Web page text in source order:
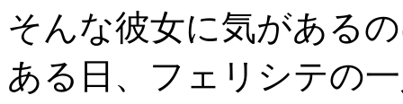
そんな彼女に気がある
ある日、フェリシテの